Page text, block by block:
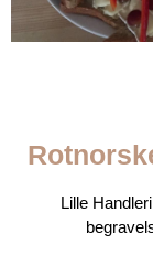
Lille